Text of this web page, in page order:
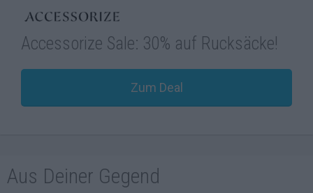
Accessorize Sale: 30% auf Rucksäcke!
Zum Deal
Aus Deiner Gegend